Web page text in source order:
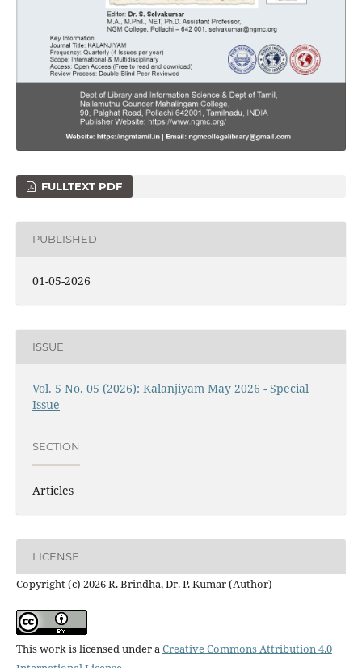
FULLTEXT PDF
PUBLISHED
01-05-2026
ISSUE
Vol. 5 No. 05 (2026): Kalanjiyam May 2026 - Special
Issue
SECTION
Articles
LICENSE
Copyright (c) 2026 R. Brindha, Dr. P. Kumar (Author)
This work is licensed under aCreative Commons Attribution 4.0